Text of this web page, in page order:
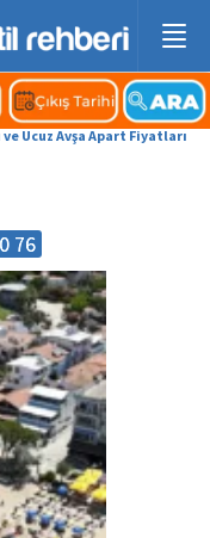
Ucuz Avşa Apart Fiyatları
76